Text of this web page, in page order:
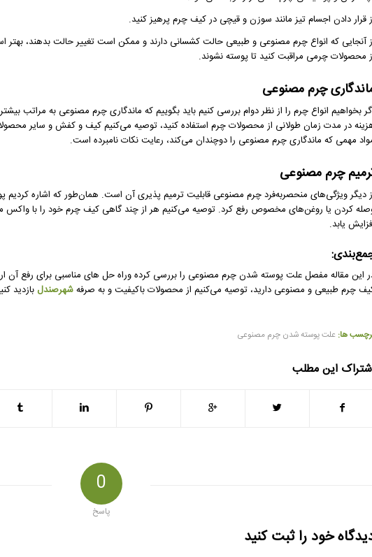
قرار دادن اجسام تیز مانند سوزن و قیچی در کیف چرم پرهیز کنید.
آنجایی که انواع چرم مصنوعی و طبیعی حالت کشسانی دارند و ممکن است تغییر حالت بدهند،
محصولات چرمی مراقبت کنید تا پوسته نشوند.
چرم مصنوعی
بخواهیم انواع چرم را از نظر دوام بررسی کنیم باید بگوییم که ماندگاری چرم مصنوعی به مراتب
در مدت زمان طولانی از محصولات چرم استفاده کنید، توصیه می‌کنیم کیف و کفش و سایر
مهمی که ماندگاری چرم مصنوعی را دوچندان می‌کند، رعایت نکات نامبرده است.
چرم مصنوعی
دیگر ویژگی‌های منحصربه‌فرد چرم مصنوعی قابلیت ترمیم پذیری آن است. همان‌طور که اشاره
کردن یا روغن‌های مخصوص رفع کرد. توصیه می‌کنیم هر از چند گاهی کیف چرم خود را با واکس
یابد.
این مقاله مفصل علت پوسته شدن چرم مصنوعی را بررسی کرده وراه حل های مناسبی برای رفع آن
چرم طبیعی و مصنوعی دارید، توصیه می‌کنیم از محصولات باکیفیت و به صرفهشهرصندلبازدید
ها: علت پوسته شدن چرم مصنوعی
این مطلب
0
پاسخ
خود را ثبت کنید